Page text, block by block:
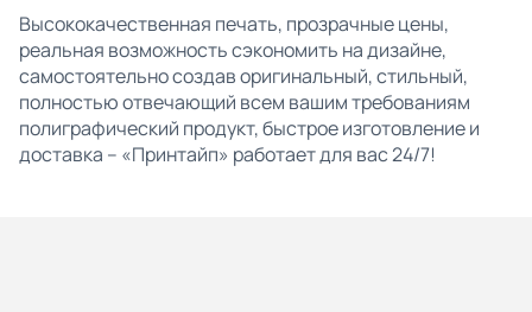
Высококачественная печать, прозрачные цены,
реальная возможность сэкономить на дизайне,
самостоятельно создав оригинальный, стильный,
полностью отвечающий всем вашим требованиям
полиграфический продукт, быстрое изготовление и
доставка – «Принтайп» работает для вас 24/7!